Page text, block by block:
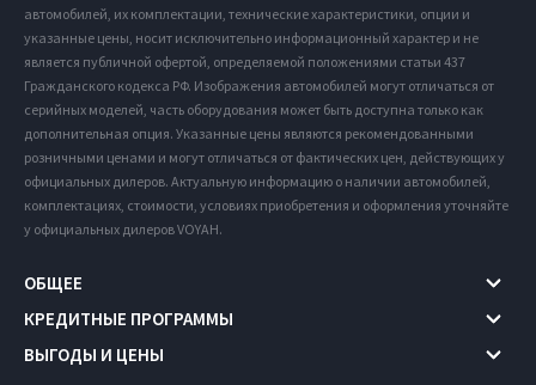
автомобилей, их комплектации, технические характеристики, опции и
указанные цены, носит исключительно информационный характер и не
является публичной офертой, определяемой положениями статьи 437
Гражданского кодекса РФ. Изображения автомобилей могут отличаться от
серийных моделей, часть оборудования может быть доступна только как
дополнительная опция. Указанные цены являются рекомендованными
розничными ценами и могут отличаться от фактических цен, действующих у
официальных дилеров. Актуальную информацию о наличии автомобилей,
комплектациях, стоимости, условиях приобретения и оформления уточняйте
у официальных дилеров VOYAH.
ОБЩЕЕ
КРЕДИТНЫЕ ПРОГРАММЫ
ВЫГОДЫ И ЦЕНЫ